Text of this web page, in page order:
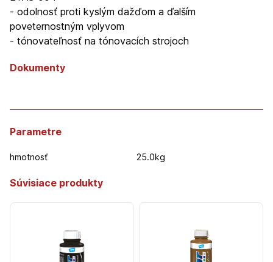
- odolnosť proti kyslým dažďom a ďalším
poveternostným vplyvom
- tónovateľnosť na tónovacích strojoch
Dokumenty
Parametre
hmotnosť 25.0kg
Súvisiace produkty